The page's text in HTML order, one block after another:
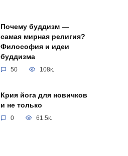
Почему буддизм —
самая мирная религия?
Философия и идеи
буддизма
50 108к.
Крия йога для новичков
и не только
0 61.5к.